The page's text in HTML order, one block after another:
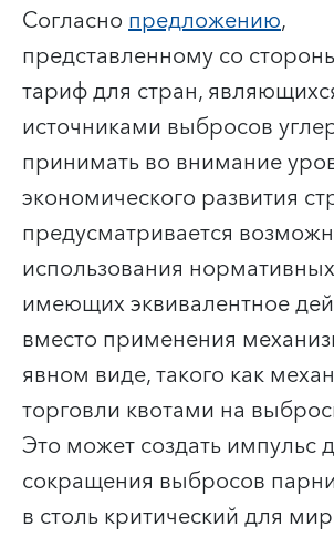
Согласнопредложению,
представленному со
тариф для стран,
источниками выбросов
принимать во внимание
экономического развития
предусматривается
использования
имеющих эквивалентное
вместо применения
явном виде, такого как
торговли квотами на
Это может создать импульс
сокращения выбросов
в столь критический для